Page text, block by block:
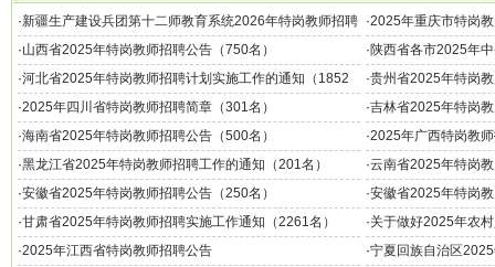
·新疆生产建设兵团第十二师教育系统2026年特岗教师招聘
公告
·2025年重庆市特岗
·山西省2025年特岗教师招聘公告（750名） ·陕西省各市2025年
标准发布
·河北省2025年特岗教师招聘计划实施工作的通知（1852
名）
·贵州省2025年特岗
·2025年四川省特岗教师招聘简章（301名） ·吉林省2025年特岗
·海南省2025年特岗教师招聘公告（500名） ·2025年广西特岗教
·黑龙江省2025年特岗教师招聘工作的通知（201名） ·云南省2025年特岗
·安徽省2025年特岗教师招聘公告（250名） ·安徽省2025年特岗
·甘肃省2025年特岗教师招聘实施工作通知（2261名） ·关于做好2025年农
实施工作的通知
·2025年江西省特岗教师招聘公告 ·宁夏回族自治区